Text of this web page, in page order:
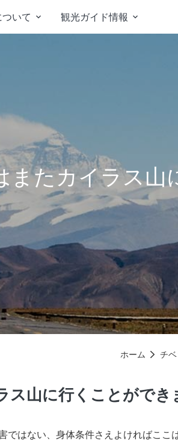
いて  観光ガイド情報 
またカイラス
チ
ホーム 
ス山に行くことができ
ではない、身体条件さえよければここ